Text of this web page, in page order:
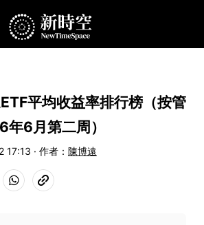
平均收益率排行榜（按管
6月第二周）
· 作者： 陳博遠